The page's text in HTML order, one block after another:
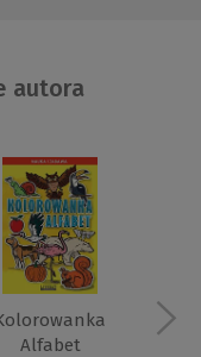
autora
Alfabet